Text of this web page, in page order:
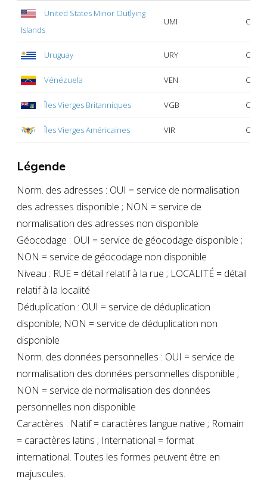
United States Minor Outlying
Islands
UMI Oui
Uruguay URY Oui
Vénézuela VEN Oui
Îles Vierges Britanniques VGB Oui
Îles Vierges Américaines VIR Oui
Légende
Norm. des adresses : OUI = service de normalisation
des adresses disponible ; NON = service de
normalisation des adresses non disponible
Géocodage : OUI = service de géocodage disponible ;
NON = service de géocodage non disponible
Niveau : RUE = détail relatif à la rue ; LOCALITÉ = détail
relatif à la localité
Déduplication : OUI = service de déduplication
disponible; NON = service de déduplication non
disponible
Norm. des données personnelles : OUI = service de
normalisation des données personnelles disponible ;
NON = service de normalisation des données
personnelles non disponible
Caractères : Natif = caractères langue native ; Romain
= caractères latins ; International = format
international. Toutes les formes peuvent être en
majuscules.